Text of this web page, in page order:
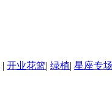
| 开业花篮| 绿植| 星座专